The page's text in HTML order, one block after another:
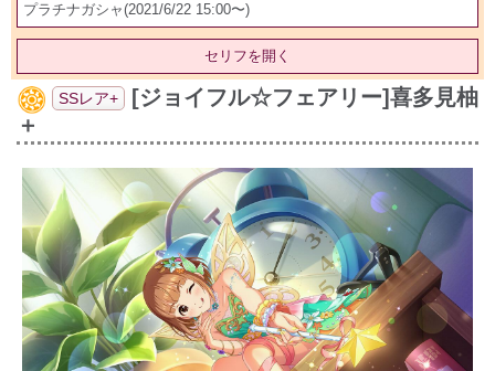
プラチナガシャ(2021/6/22 15:00〜)
セリフを開く
SSレア+
[ジョイフル☆フェアリー]喜多見柚
＋